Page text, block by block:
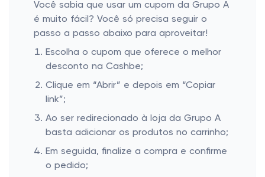
Você sabia que usar um cupom da Grupo A
é muito fácil? Você só precisa seguir o
passo a passo abaixo para aproveitar!
Escolha o cupom que oferece o melhor
desconto na Cashbe;
Clique em “Abrir” e depois em “Copiar
link”;
Ao ser redirecionado à loja da Grupo A
basta adicionar os produtos no carrinho;
Em seguida, finalize a compra e confirme
o pedido;